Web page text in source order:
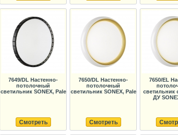
7649/DL Настенно-
потолочный
светильник SONEX, Pale
Смотреть
7650/DL Настенно-
потолочный
светильник SONEX, Pale
Смотреть
7650/EL
светильник
ДУ